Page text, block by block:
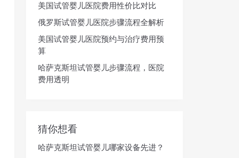
美国试管婴儿医院费用性价比对比
俄罗斯试管婴儿医院步骤流程全解析
美国试管婴儿医院预约与治疗费用预
算
哈萨克斯坦试管婴儿步骤流程，医院
费用透明
猜你想看
哈萨克斯坦试管婴儿哪家设备先进？